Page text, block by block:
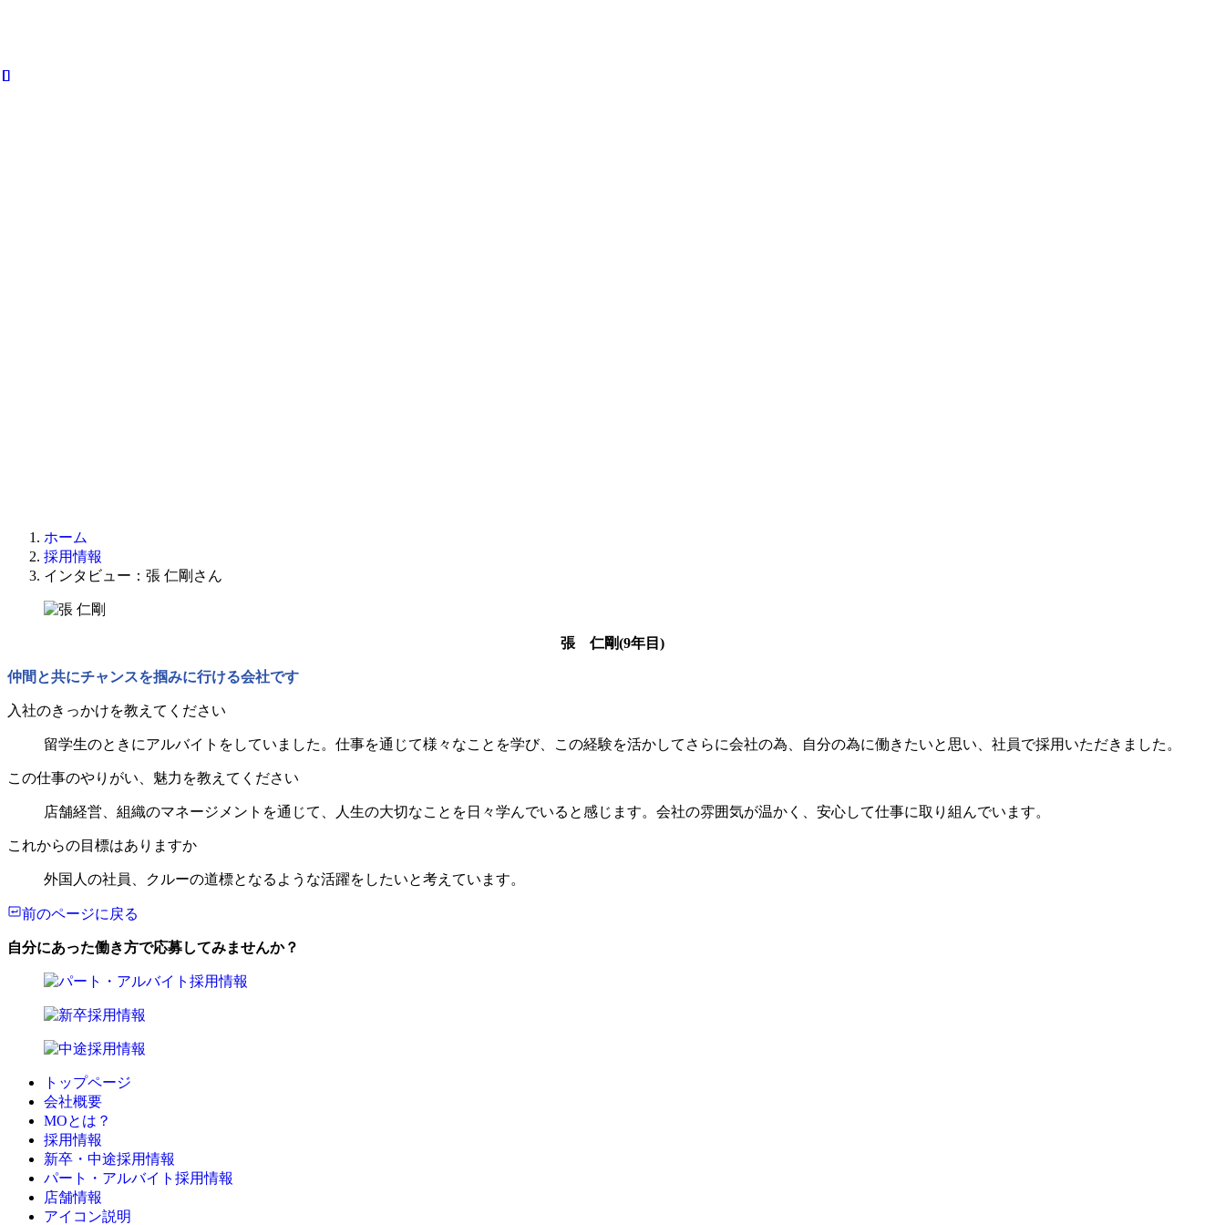
ホーム
採用情報
インタビュー：張 仁剛さん
張 仁剛(9年目)
仲間と共にチャンスを掴みに行ける会社です
入社のきっかけを教えてください
留学生のときにアルバイトをしていました。仕事を通じて様々なことを学び、この経験を活かしてさらに会社の為、自分の為に働きたいと思い、社員で採用いただきました。
この仕事のやりがい、魅力を教えてください
店舗経営、組織のマネージメントを通じて、人生の大切なことを日々学んでいると感じます。会社の雰囲気が温かく、安心して仕事に取り組んでいます。
これからの目標はありますか
外国人の社員、クルーの道標となるような活躍をしたいと考えています。
前のページに戻る
自分にあった働き方で応募してみませんか？
トップページ
会社概要
MOとは？
採用情報
新卒・中途採用情報
パート・アルバイト採用情報
店舗情報
アイコン説明